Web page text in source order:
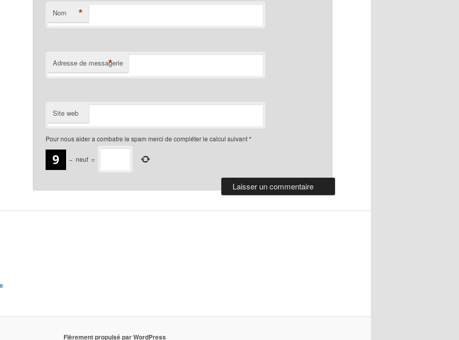
Nom *
Adresse de messagerie
*
Site web
Pour nous aider a combatre le spam merci de compléter le calcul suivant*
− neuf =
Fièrement propulsé par WordPress